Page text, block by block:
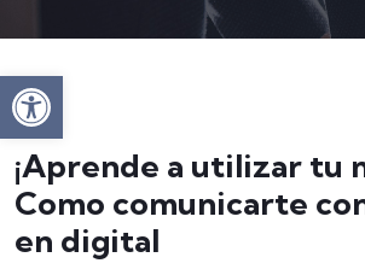
Abrir barra de
¡Aprende a utilizar tu
Como comunicarte
en digital